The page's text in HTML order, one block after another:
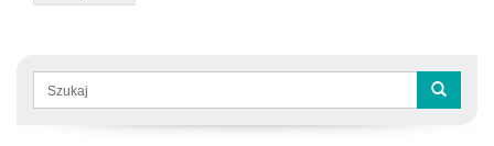
Formularz
wyszukiwania